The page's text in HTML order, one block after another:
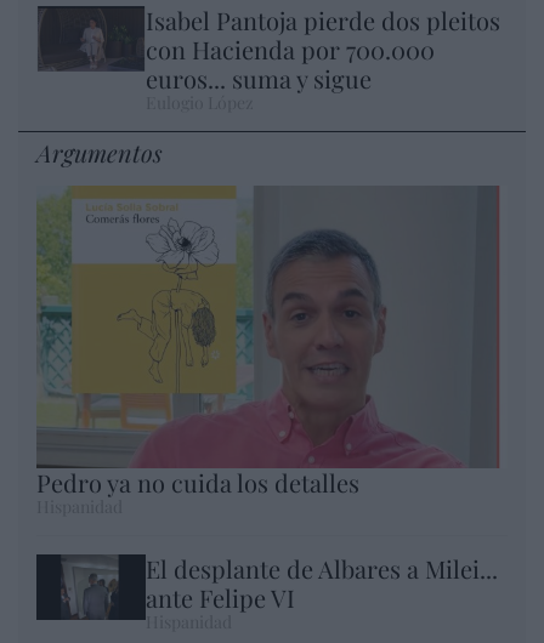
Isabel Pantoja pierde dos pleitos
con Hacienda por 700.000
euros... suma y sigue
Argumentos
Pedro ya no cuida los detalles
El desplante de Albares a Milei...
ante Felipe VI